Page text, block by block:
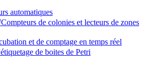
automatiques
Compteurs de colonies et lecteurs de zones
et de comptage en temps réel
de boites de Petri